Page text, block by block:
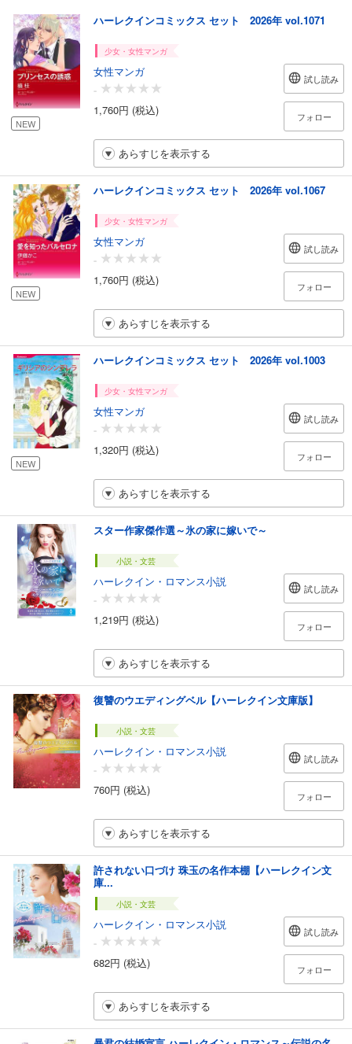
NEW
ハーレクインコミックス セット 2026年 vol.1071
少女・女性マンガ
女性マンガ
-
1,760円 (税込)
試し読み
フォロー
あらすじを表示する
NEW
ハーレクインコミックス セット 2026年 vol.1067
少女・女性マンガ
女性マンガ
-
1,760円 (税込)
試し読み
フォロー
あらすじを表示する
NEW
ハーレクインコミックス セット 2026年 vol.1003
少女・女性マンガ
女性マンガ
-
1,320円 (税込)
試し読み
フォロー
あらすじを表示する
スター作家傑作選～氷の家に嫁いで～
小説・文芸
ハーレクイン・ロマンス小説
-
1,219円 (税込)
試し読み
フォロー
あらすじを表示する
復讐のウエディングベル【ハーレクイン文庫版】
小説・文芸
ハーレクイン・ロマンス小説
-
760円 (税込)
試し読み
フォロー
あらすじを表示する
許されない口づけ 珠玉の名作本棚【ハーレクイン文
庫...
小説・文芸
ハーレクイン・ロマンス小説
-
682円 (税込)
試し読み
フォロー
あらすじを表示する